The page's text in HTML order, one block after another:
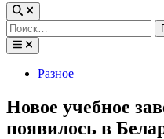
Найти:
PostedРазное
Новое учебное
появилось в